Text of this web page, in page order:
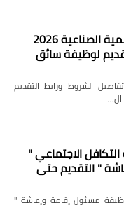
وظائف الهيئة العامة للتنمية الصناعية 2026
لوظيفة سائق
وظائف الهيئة العامة للتنمية الصناعية 2026 تفاصيل الشروط ورابط التقديم
ال…
الاجتماعي "
" التقديم حتى
مسئول إقامة وإعاشة "